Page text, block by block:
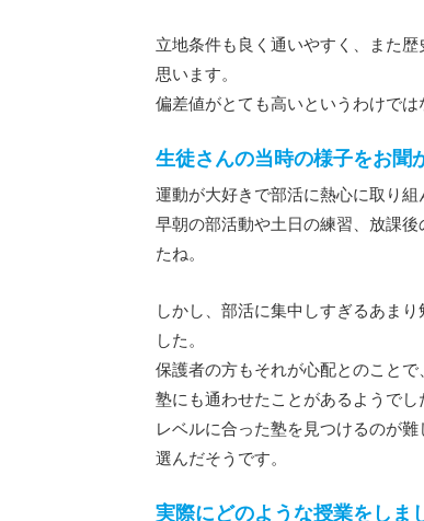
立地条件も良く通いやすく、また
思います。
偏差値がとても高いというわけでは
生徒さんの当時の様子をお聞
運動が大好きで部活に熱心に取り組
早朝の部活動や土日の練習、放課
たね。
しかし、部活に集中しすぎるあま
した。
保護者の方もそれが心配とのことで
塾にも通わせたことがあるようで
レベルに合った塾を見つけるのが
選んだそうです。
実際にどのような授業をしま